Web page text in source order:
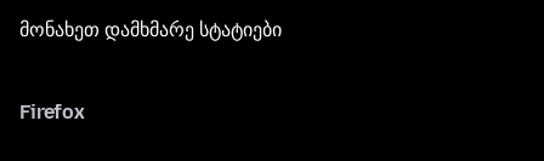
მონახეთ დამხმარე სტატიები
Firefox